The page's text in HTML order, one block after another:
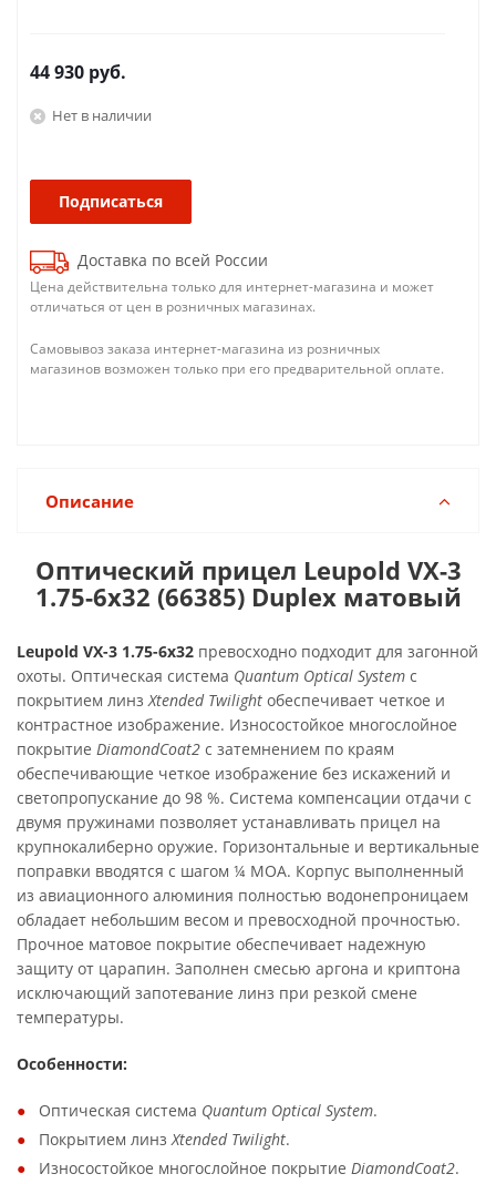
44 930 руб.
Нет в наличии
Подписаться
Доставка по всей России
Цена действительна только для интернет-магазина и может
отличаться от цен в розничных магазинах.
Самовывоз заказа интернет-магазина из розничных
магазинов возможен только при его предварительной оплате.
Описание
Оптический прицел Leupold VX-3
1.75-6x32 (66385) Duplex матовый
Leupold VX-3 1.75-6x32 превосходно подходит для загонной
охоты. Оптическая система Quantum Optical System с
покрытием линз Xtended Twilight обеспечивает четкое и
контрастное изображение. Износостойкое многослойное
покрытие DiamondCoat2 с затемнением по краям
обеспечивающие четкое изображение без искажений и
светопропускание до 98 %. Система компенсации отдачи с
двумя пружинами позволяет устанавливать прицел на
крупнокалиберно оружие. Горизонтальные и вертикальные
поправки вводятся с шагом ¼ МОА. Корпус выполненный
из авиационного алюминия полностью водонепроницаем
обладает небольшим весом и превосходной прочностью.
Прочное матовое покрытие обеспечивает надежную
защиту от царапин. Заполнен смесью аргона и криптона
исключающий запотевание линз при резкой смене
температуры.
Особенности:
Оптическая система Quantum Optical System.
Покрытием линз Xtended Twilight.
Износостойкое многослойное покрытие DiamondCoat2.